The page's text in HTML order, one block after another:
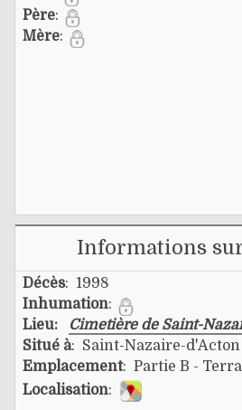
Père:
Mère:
Informations
Décès: 1998
Inhumation:
Lieu:
Cimetière de Saint-
Situé à: Saint-Nazaire-d'Acton
Emplacement: Partie B -
Localisation: